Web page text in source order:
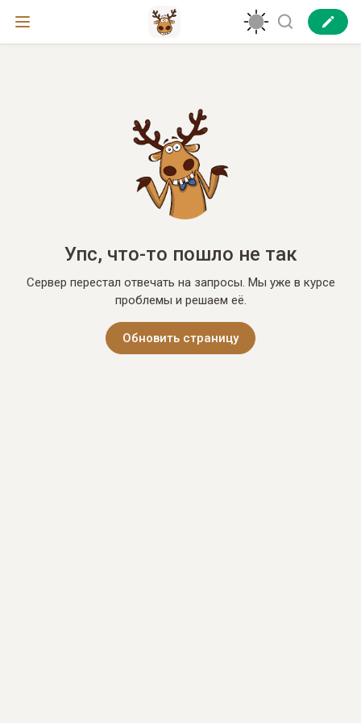
Упс, что-то пошло не так
Сервер перестал отвечать на запросы. Мы уже в курсе
проблемы и решаем её.
Обновить страницу